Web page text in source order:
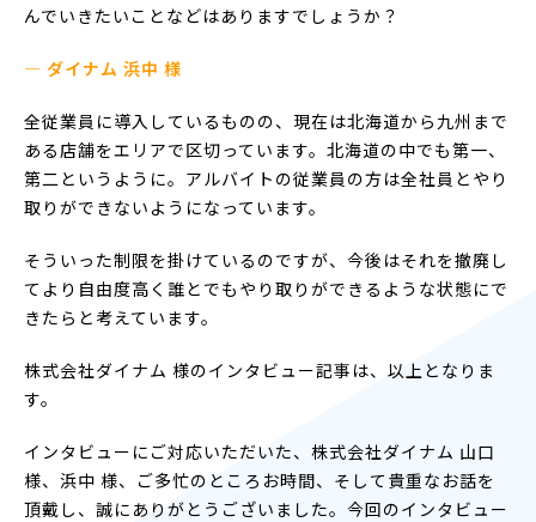
んでいきたいことなどはありますでしょうか？
— ダイナム 浜中 様
全従業員に導入しているものの、現在は北海道から九州まで
ある店舗をエリアで区切っています。北海道の中でも第一、
第二というように。アルバイトの従業員の方は全社員とやり
取りができないようになっています。
そういった制限を掛けているのですが、今後はそれを撤廃し
てより自由度高く誰とでもやり取りができるような状態にで
きたらと考えています。
株式会社ダイナム 様のインタビュー記事は、以上となりま
す。
インタビューにご対応いただいた、株式会社ダイナム 山口
様、浜中 様、ご多忙のところお時間、そして貴重なお話を
頂戴し、誠にありがとうございました。今回のインタビュー